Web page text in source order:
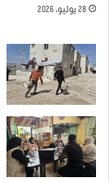
28 يوليو، 2026